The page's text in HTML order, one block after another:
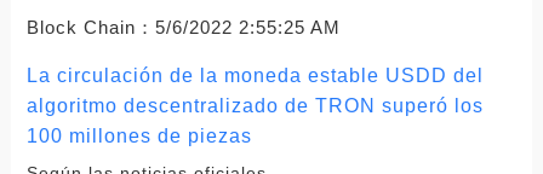
Block Chain： 5/6/2022 2:55:25 AM
La circulación de la moneda estable USDD del
algoritmo descentralizado de TRON superó los
100 millones de piezas